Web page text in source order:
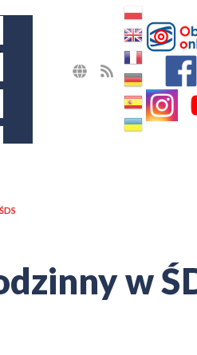
w